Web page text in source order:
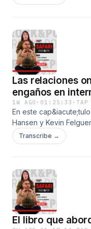
viraliz&oacute; sobre
Segunda Guerra
omnystudio.com/
Las relaciones
engaños en
1W AGO · 01:25:33 ·TAP
En este
Hansen y Kevin
Oxiticina sobre las
enga&ntilde;os en
Transcribe →
El libro que